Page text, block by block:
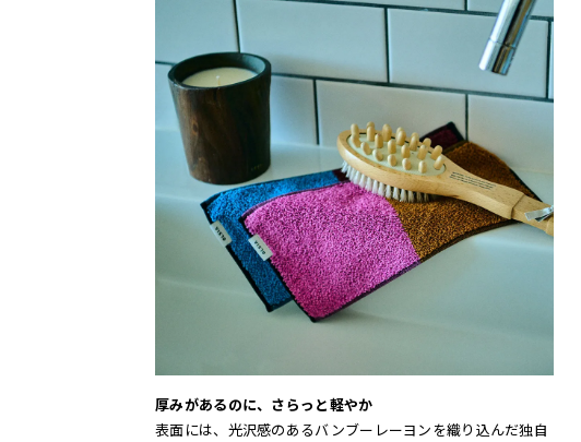
厚みがあるのに、さらっと軽やか
表面には、光沢感のあるバンブーレーヨンを織り込んだ独自